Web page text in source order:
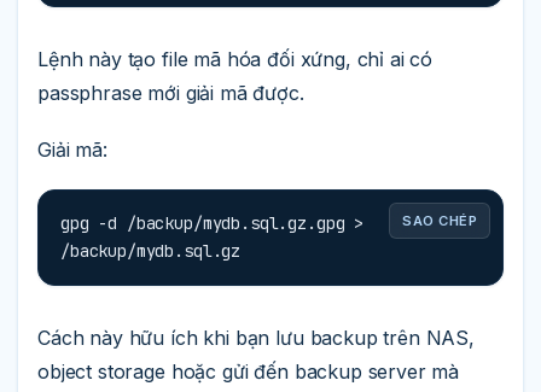
Lệnh này tạo file mã hóa đối xứng, chỉ ai có
passphrase mới giải mã được.
Giải mã:
SAO CHÉP
gpg -d /backup/mydb.sql.gz.gpg >
/backup/mydb.sql.gz
Cách này hữu ích khi bạn lưu backup trên NAS,
object storage hoặc gửi đến backup server mà